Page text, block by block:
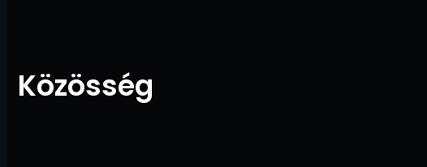
Közösség